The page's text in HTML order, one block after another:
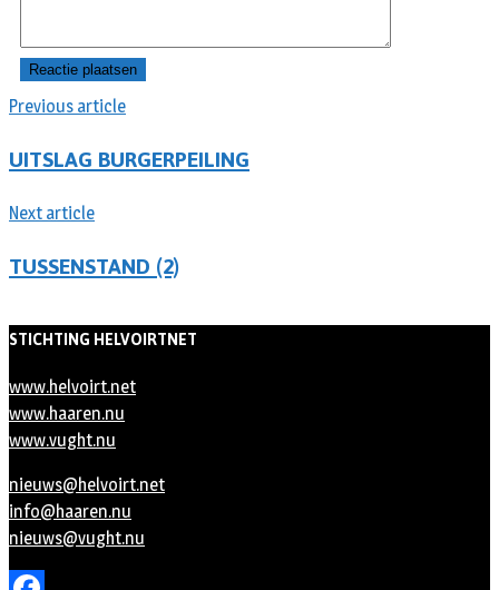
Previous article
UITSLAG BURGERPEILING
Next article
TUSSENSTAND (2)
STICHTING HELVOIRTNET
www.helvoirt.net
www.haaren.nu
www.vught.nu
nieuws@helvoirt.net
info@haaren.nu
nieuws@vught.nu